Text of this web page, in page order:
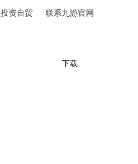
投资自贸 联系九游官网
下载